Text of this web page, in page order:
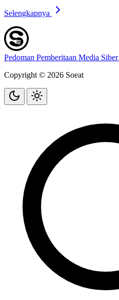
Selengkapnya
Pedoman Pemberitaan Media Siber
Copyright © 2026 Soeat